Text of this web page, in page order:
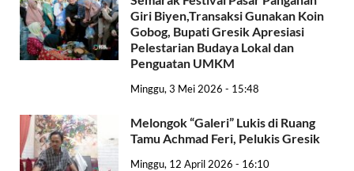
Giri Biyen,Transaksi Gunakan Koin
Gobog, Bupati Gresik Apresiasi
Pelestarian Budaya Lokal dan
Penguatan UMKM
Minggu, 3 Mei 2026 - 15:48
Melongok “Galeri” Lukis di Ruang
Tamu Achmad Feri, Pelukis Gresik
Minggu, 12 April 2026 - 16:10